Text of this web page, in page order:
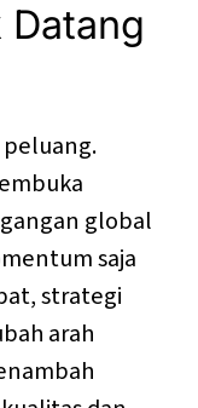
peluang.
global
saja
strategi
arah